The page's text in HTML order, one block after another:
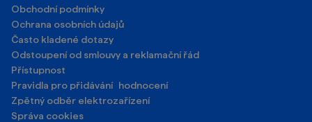
Obchodní podmínky
Ochrana osobních údajů
Často kladené dotazy
Odstoupení od smlouvy a reklamační řád
Přístupnost
Pravidla pro přidávání hodnocení
Zpětný odběr elektrozařízení
Správa cookies